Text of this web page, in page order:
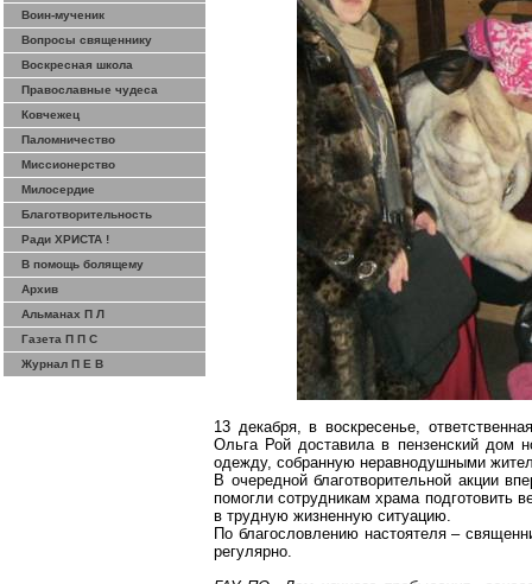
Воин-мученик
Вопросы священнику
Воскресная школа
Православные чудеса
Ковчежец
Паломничество
Миссионерство
Милосердие
Благотворительность
Ради ХРИСТА !
В помощь болящему
Архив
Альманах П Л
Газета П П С
Журнал П Е В
13 декабря, в воскресенье,
Ольга Рой доставила в пензенский дом
одежду, собранную неравнодушными
В очередной благотворительной акции
помогли сотрудникам храма подготовить
в трудную жизненную ситуацию.
По благословлению настоятеля –
регулярно.